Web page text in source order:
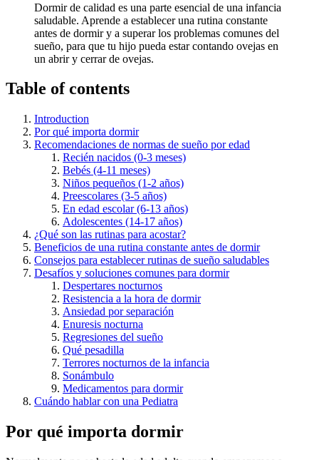
Dormir de calidad es una parte esencial de una infancia
saludable. Aprende a establecer una rutina constante
antes de dormir y a superar los problemas comunes del
sueño, para que tu hijo pueda estar contando ovejas en
un abrir y cerrar de ovejas.
Table of contents
Introduction
Por qué importa dormir
Recomendaciones de normas de sueño por edad
Recién nacidos (0-3 meses)
Bebés (4-11 meses)
Niños pequeños (1-2 años)
Preescolares (3-5 años)
En edad escolar (6-13 años)
Adolescentes (14-17 años)
¿Qué son las rutinas para acostar?
Beneficios de una rutina constante antes de dormir
Consejos para establecer rutinas de sueño saludables
Desafíos y soluciones comunes para dormir
Despertares nocturnos
Resistencia a la hora de dormir
Ansiedad por separación
Enuresis nocturna
Regresiones del sueño
Qué pesadilla
Terrores nocturnos de la infancia
Sonámbulo
Medicamentos para dormir
Cuándo hablar con una Pediatra
Por qué importa dormir